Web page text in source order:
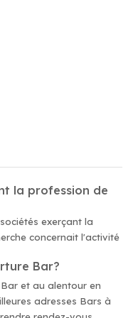
la profession de
exerçant la
concernait l'activité
Bar?
et au alentour en
adresses Bars à